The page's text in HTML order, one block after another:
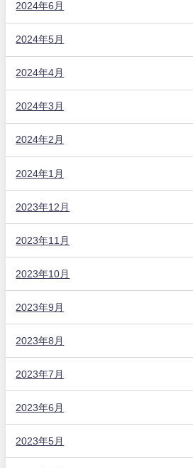
2024年6月
2024年5月
2024年4月
2024年3月
2024年2月
2024年1月
2023年12月
2023年11月
2023年10月
2023年9月
2023年8月
2023年7月
2023年6月
2023年5月